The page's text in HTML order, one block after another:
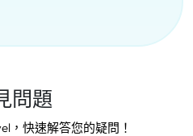
問題
，快速解答您的疑問！